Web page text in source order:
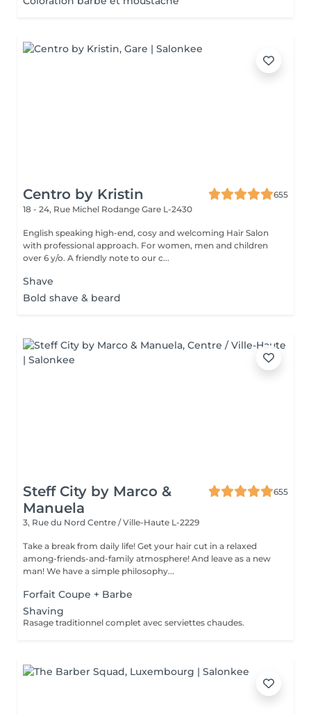
Centro by Kristin
655
18 - 24, Rue Michel Rodange Gare L-2430
English speaking high-end, cosy and welcoming Hair Salon
with professional approach. For women, men and children
over 6 y/o. A friendly note to our c...
Shave
Bold shave & beard
Steff City by Marco &
Manuela
655
3, Rue du Nord Centre / Ville-Haute L-2229
Take a break from daily life! Get your hair cut in a relaxed
among-friends-and-family atmosphere! And leave as a new
man! We have a simple philosophy...
Forfait Coupe + Barbe
Shaving
Rasage traditionnel complet avec serviettes chaudes.